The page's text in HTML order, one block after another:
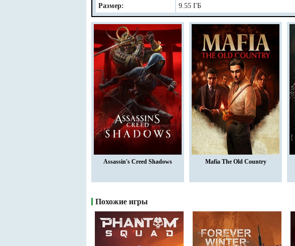
Размер:
9.55 ГБ
Assassin's Creed Shadows Mafia The Old Country
Похожие игры